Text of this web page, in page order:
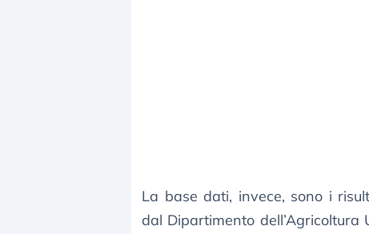
La base dati, invece, sono i
dal Dipartimento